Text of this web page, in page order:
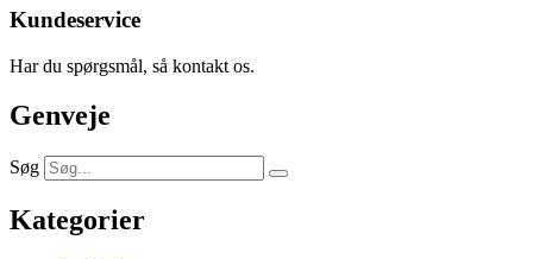
Kundeservice
Har du spørgsmål, så kontakt os.
Genveje
Søg
Kategorier